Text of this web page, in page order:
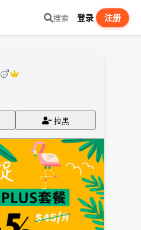
搜索 登录 注册
拉黑